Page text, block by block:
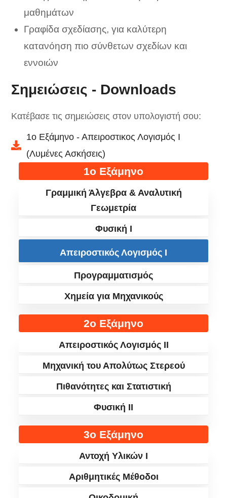
μαθημάτων
Γραφίδα σχεδίασης, για καλύτερη
κατανόηση πιο σύνθετων σχεδίων και
εννοιών
Σημειώσεις - Downloads
Κατέβασε τις σημειώσεις στον υπολογιστή σου:
1ο Εξάμηνο - Απειροστικος Λογισμός Ι
(Λυμένες Ασκήσεις)
1ο Εξάμηνο
Γραμμική Άλγεβρα & Αναλυτική
Γεωμετρία
Φυσική I
Απειροστικός Λογισμός I
Προγραμματισμός
Χημεία για Μηχανικούς
2ο Εξάμηνο
Απειροστικός Λογισμός II
Μηχανική του Απολύτως Στερεού
Πιθανότητες και Στατιστική
Φυσική II
3ο Εξάμηνο
Αντοχή Υλικών Ι
Αριθμητικές Μέθοδοι